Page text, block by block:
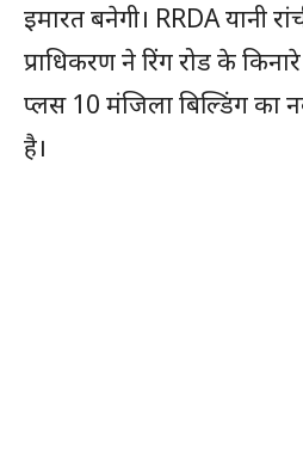
इमारत बनेगी। RRDA यानी
प्राधिकरण ने रिंग रोड के
प्लस 10 मंजिला बिल्डिंग का
है।